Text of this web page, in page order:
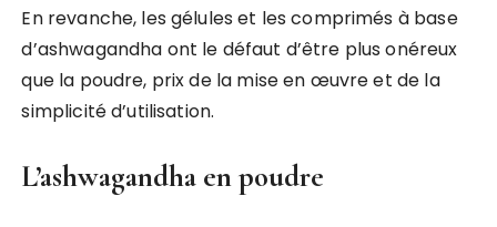
En revanche, les gélules et les comprimés à base
d’ashwagandha ont le défaut d’être plus onéreux
que la poudre, prix de la mise en œuvre et de la
simplicité d’utilisation.
L’ashwagandha en poudre